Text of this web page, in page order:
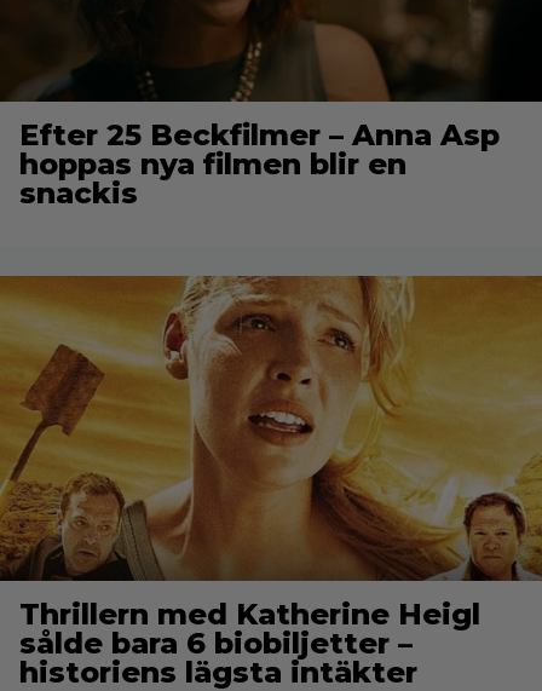
Efter 25 Beckfilmer – Anna Asp
hoppas nya filmen blir en
snackis
Thrillern med Katherine Heigl
sålde bara 6 biobiljetter –
historiens lägsta intäkter